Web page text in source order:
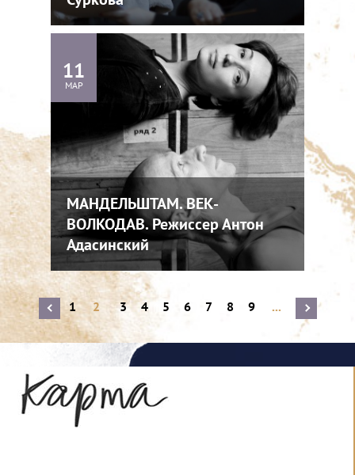
11
МАР
МАНДЕЛЬШТАМ. ВЕК-
ВОЛКОДАВ. Режиссер Антон
Адасинский
1 2 3 4 5 6 7 8 9 ...